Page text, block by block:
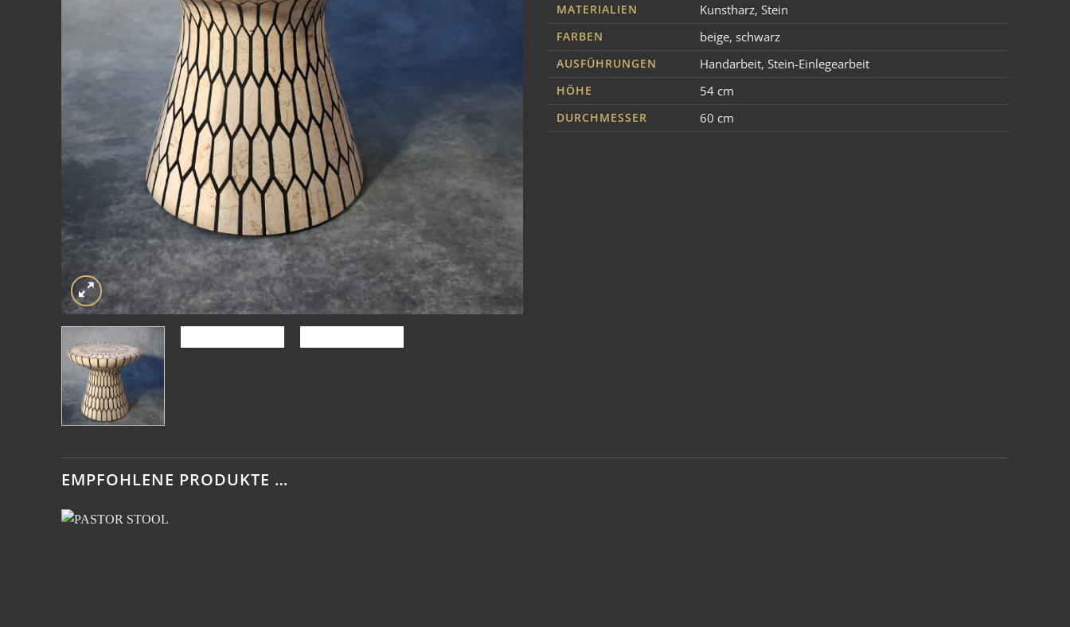
MATERIALIEN Kunstharz, Stein
FARBEN beige, schwarz
AUSFÜHRUNGEN Handarbeit, Stein-Einlegearbeit
HÖHE 54 cm
DURCHMESSER 60 cm
EMPFOHLENE PRODUKTE …